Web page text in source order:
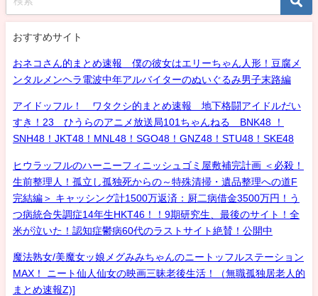
おすすめサイト
おネコさん的まとめ速報 僕の彼女はエリーちゃん人形！豆腐メ
ンタルメンヘラ電波中年アルバイターのぬいぐるみ男子末路編
アイドッフル！ ワタクシ的まとめ速報 地下格闘アイドルだい
すき！23 ひうらのアニメ放送局101ちゃんねる BNK48 ！
SNH48！JKT48！MNL48！SGO48！GNZ48！STU48！SKE48
ヒウラッフルのハーニーフィニッシュゴミ屋敷補完計画 ＜必殺！
生前整理人！孤立し孤独死からの～特殊清掃・遺品整理への道F
完結編＞ キャッシング計1500万返済：厨二病借金3500万円！う
つ病統合失調症14年生HKT46！！9期研究生、最後のサイト！全
米が泣いた！認知症鬱病60代のラストサイト絶賛！公開中
魔法熟女/美魔女ッ娘メグみみちゃんのニートッフルステーション
MAX！ ニート仙人仙女の映画三昧老後生活！（無職孤独居老人的
まとめ速報Z)]